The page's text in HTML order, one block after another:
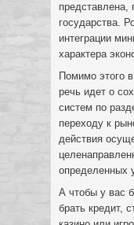
представлена,
государства.
интеграции
характера
Помимо этого
речь идет о
систем по
переходу к
действия
определенных
А чтобы у вас
брать кредит,